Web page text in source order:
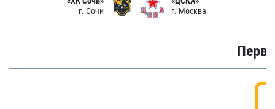
г. Сочи
г. Москва